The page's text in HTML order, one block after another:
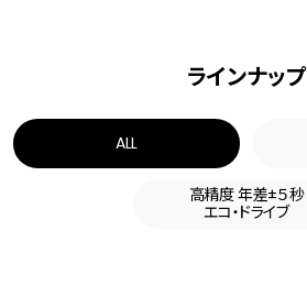
ラインナップ
ALL
高精度 年差±５秒
エコ・ドライブ